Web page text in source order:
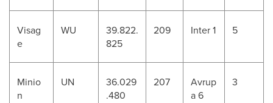
Visag
e
WU
39.822.
825
209 Inter 1 5
Minio
n
UN
36.029
.480
207
Avrup
a 6
3